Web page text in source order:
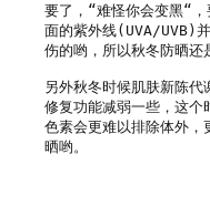
要了，“难怪你会变黑“
面的紫外线(UVA/UVB)
伤的哟，所以秋冬防晒还
另外秋冬时候肌肤新陈
修复功能减弱一些，这个
色素会更难以排除体外，
晒哟。